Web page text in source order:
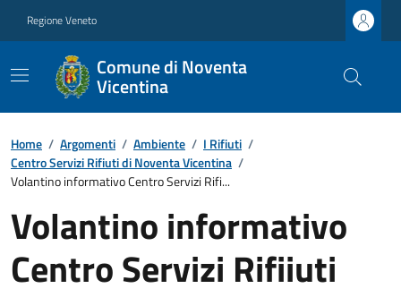
Regione Veneto
Comune di Noventa
Vicentina
Home / Argomenti / Ambiente / I Rifiuti /
Centro Servizi Rifiuti di Noventa Vicentina /
Volantino informativo Centro Servizi Rifi...
Volantino informativo
Centro Servizi Rifiiuti